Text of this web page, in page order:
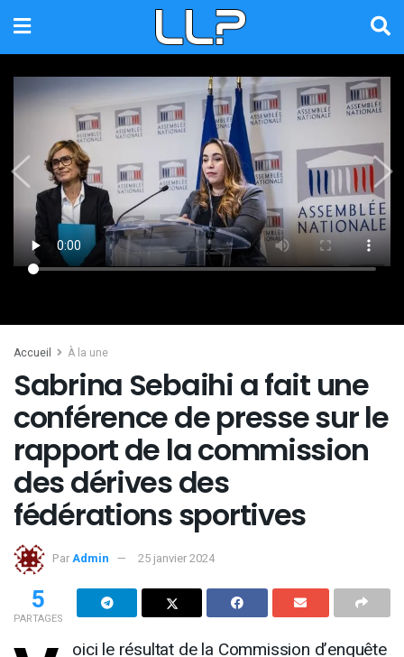
Accueil À la une
Sabrina Sebaihi a fait une
conférence de presse sur le
rapport de la commission
des dérives des
fédérations sportives
ParAdmin 25 janvier 2024
5
PARTAGES
oici le résultat de la Commission d’enquête